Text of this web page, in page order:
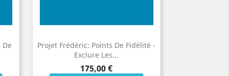
De
Projet Frédéric: Points De Fidélité -
Exclure Les...
Preis
175,00 €